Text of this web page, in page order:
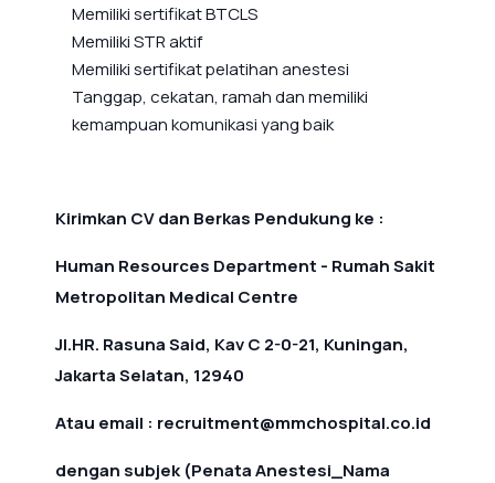
Memiliki sertifikat BTCLS
Memiliki STR aktif
Memiliki sertifikat pelatihan anestesi
Tanggap, cekatan, ramah dan memiliki
kemampuan komunikasi yang baik
Kirimkan CV dan Berkas Pendukung ke :
Human Resources Department - Rumah Sakit
Metropolitan Medical Centre
Jl.HR. Rasuna Said, Kav C 2-0-21, Kuningan,
Jakarta Selatan, 12940
Atau email : recruitment@mmchospital.co.id
dengan subjek (Penata Anestesi_Nama